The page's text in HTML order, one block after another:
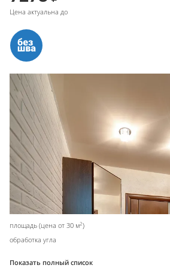
Цена актуальна до
площадь (цена от 30 м2)
обработка угла
Показать полный список